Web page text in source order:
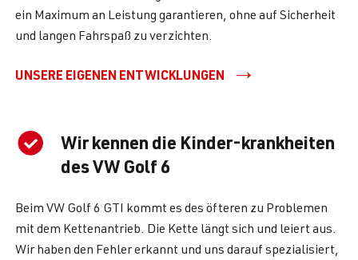
ein Maximum an Leistung garantieren, ohne auf Sicherheit
und langen Fahrspaß zu verzichten.
UNSERE EIGENEN ENTWICKLUNGEN
Wir kennen die Kinder-krankheiten
des VW Golf 6
Beim VW Golf 6 GTI kommt es des öfteren zu Problemen
mit dem Kettenantrieb. Die Kette längt sich und leiert aus.
Wir haben den Fehler erkannt und uns darauf spezialisiert,